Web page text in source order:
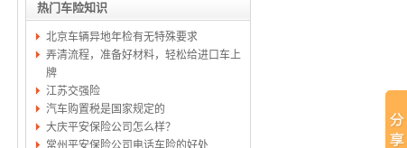
热门车险知识
北京车辆异地年检有无特殊要求
弄清流程，准备好材料，轻松给进口车上
牌
江苏交强险
汽车购置税是国家规定的
大庆平安保险公司怎么样？
常州平安保险公司电话车险的好处